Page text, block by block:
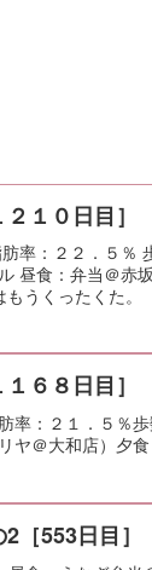
１０日目］
率：２２．５％
昼食：弁当＠赤
うくったくた。
６８日目］
率：２１．５％
ヤ＠大和店）夕食
［553日目］